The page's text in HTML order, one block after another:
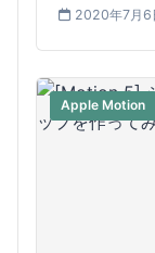
2020年7月6
Apple Motion